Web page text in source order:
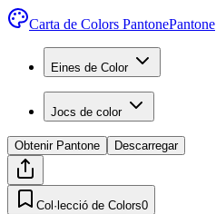
Carta de Colors PantonePantone
Eines de Color
Jocs de color
Obtenir Pantone Descarregar
Col·lecció de Colors0